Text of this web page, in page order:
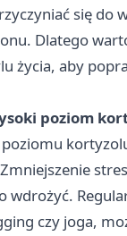
się do
Dlatego
życia, aby
poziom
wdrożyć.
czy joga,